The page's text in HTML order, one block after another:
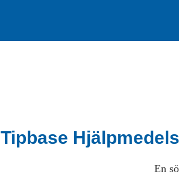
Tipbase
En